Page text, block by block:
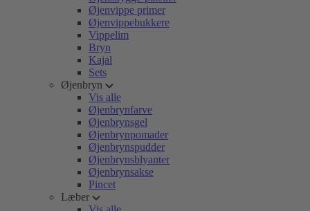
Øjenvippe primer
Øjenvippebukkere
Vippelim
Bryn
Kajal
Sets
Øjenbryn
Vis alle
Øjenbrynfarve
Øjenbrynsgel
Øjenbrynpomader
Øjenbrynspudder
Øjenbrynsblyanter
Øjenbrynsakse
Pincet
Læber